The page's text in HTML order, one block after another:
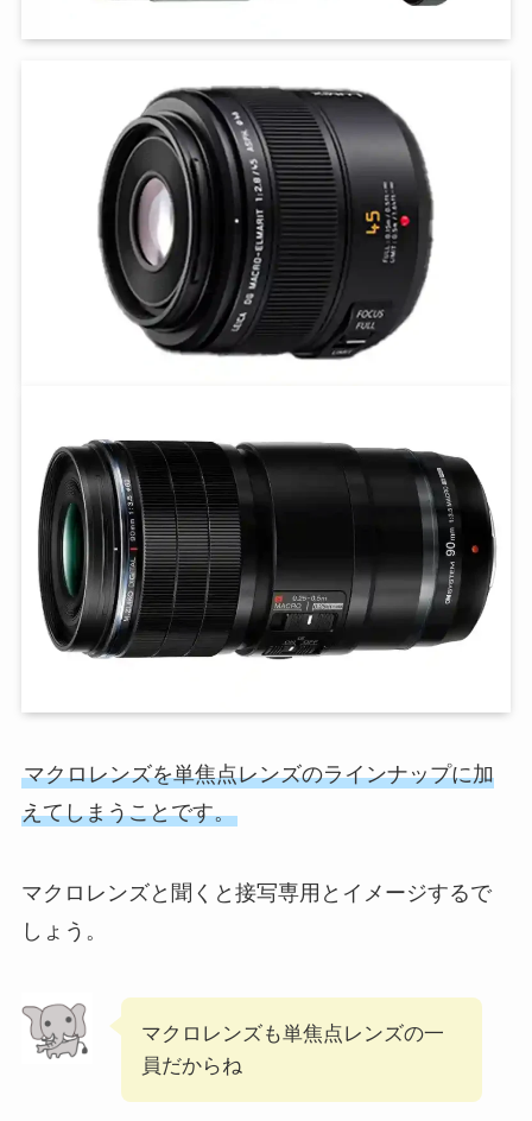
マクロレンズを単焦点レンズのラインナップに加
えてしまうことです。
マクロレンズと聞くと接写専用とイメージするで
しょう。
マクロレンズも単焦点レンズの一
員だからね